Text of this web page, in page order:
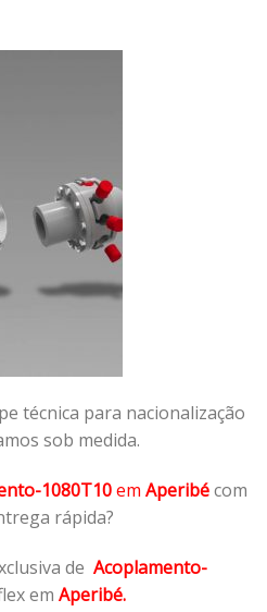
técnica para nacionalização
sob medida.
1080T10em Aperibécom
rápida?
de Acoplamento-
em Aperibé.